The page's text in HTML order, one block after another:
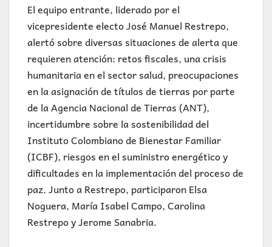
El equipo entrante, liderado por el
vicepresidente electo José Manuel Restrepo,
alertó sobre diversas situaciones de alerta que
requieren atención: retos fiscales, una crisis
humanitaria en el sector salud, preocupaciones
en la asignación de títulos de tierras por parte
de la Agencia Nacional de Tierras (ANT),
incertidumbre sobre la sostenibilidad del
Instituto Colombiano de Bienestar Familiar
(ICBF), riesgos en el suministro energético y
dificultades en la implementación del proceso de
paz. Junto a Restrepo, participaron Elsa
Noguera, María Isabel Campo, Carolina
Restrepo y Jerome Sanabria.